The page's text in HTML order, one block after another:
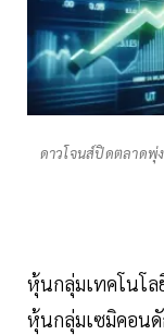
ดาวโจนส์ปิดตลาดพุ่
หุ้นกลุ่มเทคโนโ
หุ้นกลุ่มเซมิคอน